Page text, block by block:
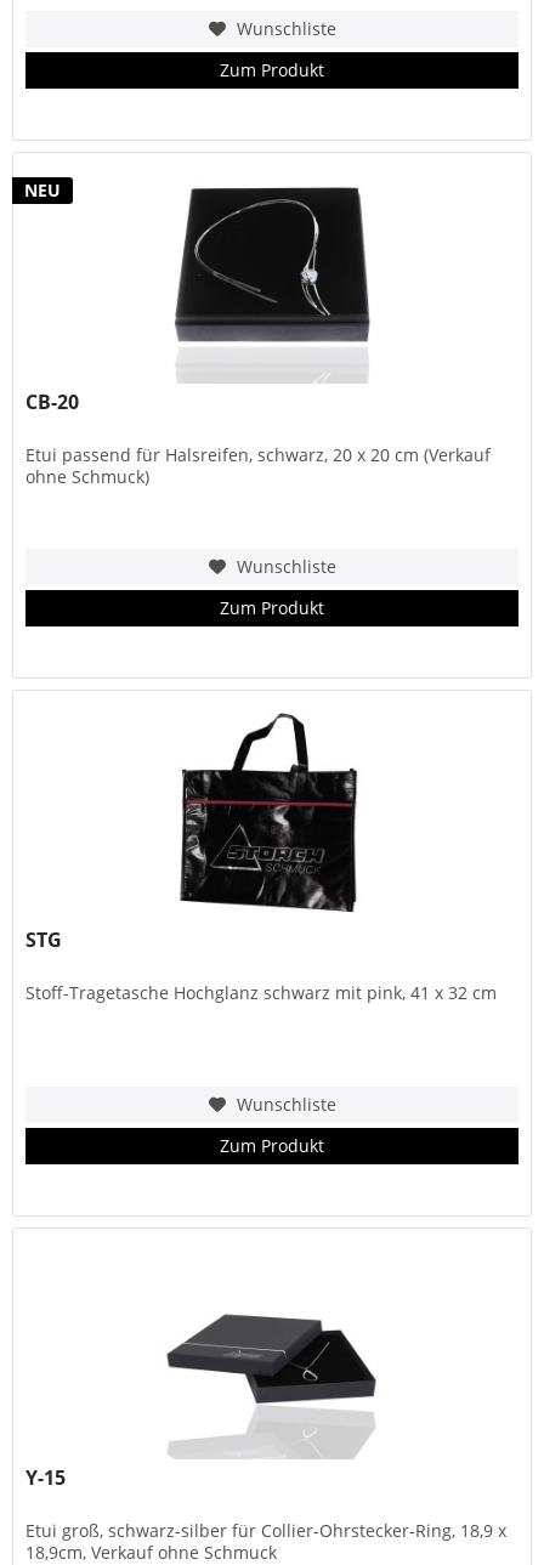
Wunschliste
Zum Produkt
NEU
CB-20
Etui passend für Halsreifen, schwarz, 20 x 20 cm (Verkauf
ohne Schmuck)
Wunschliste
Zum Produkt
STG
Stoff-Tragetasche Hochglanz schwarz mit pink, 41 x 32 cm
Wunschliste
Zum Produkt
Y-15
Etui groß, schwarz-silber für Collier-Ohrstecker-Ring, 18,9 x
18,9cm, Verkauf ohne Schmuck